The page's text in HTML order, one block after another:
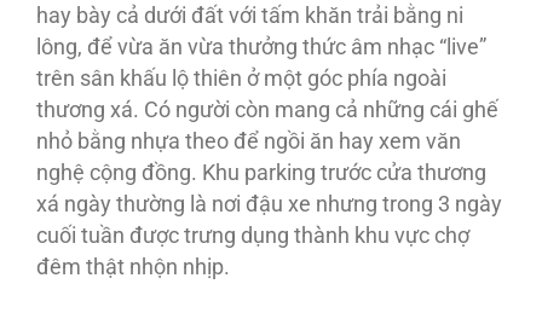
hay bày cả dưới đất với tấm khăn trải bằng ni
lông, để vừa ăn vừa thưởng thức âm nhạc “live”
trên sân khấu lộ thiên ở một góc phía ngoài
thương xá. Có người còn mang cả những cái ghế
nhỏ bằng nhựa theo để ngồi ăn hay xem văn
nghệ cộng đồng. Khu parking trước cửa thương
xá ngày thường là nơi đậu xe nhưng trong 3 ngày
cuối tuần được trưng dụng thành khu vực chợ
đêm thật nhộn nhịp.